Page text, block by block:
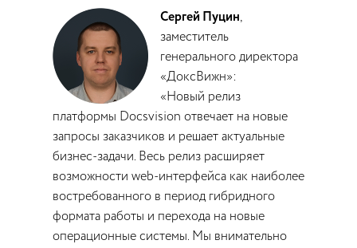
Сергей Пуцин,
заместитель
генерального директора
«ДоксВижн»:
«Новый релиз
платформы Docsvision отвечает на новые
запросы заказчиков и решает актуальные
бизнес-задачи. Весь релиз расширяет
возможности web-интерфейса как наиболее
востребованного в период гибридного
формата работы и перехода на новые
операционные системы. Мы внимательно